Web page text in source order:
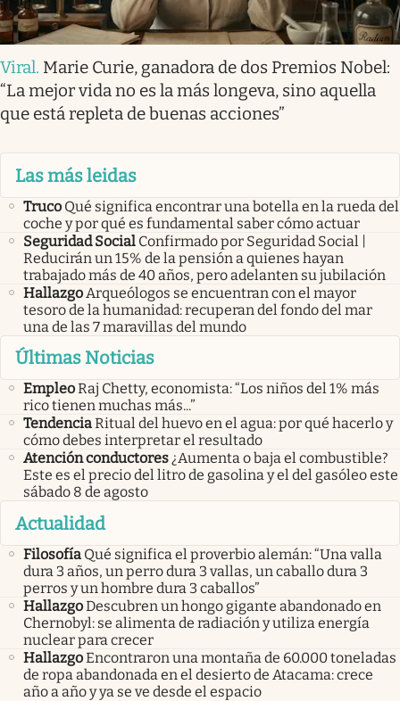
Viral. Marie Curie, ganadora de dos Premios Nobel:
“La mejor vida no es la más longeva, sino aquella
que está repleta de buenas acciones”
Las más leidas
Truco Qué significa encontrar una botella en la rueda del
coche y por qué es fundamental saber cómo actuar
Seguridad Social Confirmado por Seguridad Social |
Reducirán un 15% de la pensión a quienes hayan
trabajado más de 40 años, pero adelanten su jubilación
HallazgoArqueólogos se encuentran con el mayor
tesoro de la humanidad: recuperan del fondo del mar
una de las 7 maravillas del mundo
Últimas Noticias
EmpleoRaj Chetty, economista: “Los niños del 1% más
rico tienen muchas más...”
TendenciaRitual del huevo en el agua: por qué hacerlo y
cómo debes interpretar el resultado
Atención conductores¿Aumenta o baja el combustible?
Este es el precio del litro de gasolina y el del gasóleo este
sábado 8 de agosto
Actualidad
Filosofía Qué significa el proverbio alemán: “Una valla
dura 3 años, un perro dura 3 vallas, un caballo dura 3
perros y un hombre dura 3 caballos”
HallazgoDescubren un hongo gigante abandonado en
Chernobyl: se alimenta de radiación y utiliza energía
nuclear para crecer
HallazgoEncontraron una montaña de 60.000 toneladas
de ropa abandonada en el desierto de Atacama: crece
año a año y ya se ve desde el espacio